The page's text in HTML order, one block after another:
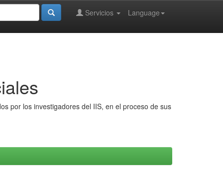
Language
Servicios
por los investigadores del IIS, en el proceso de sus